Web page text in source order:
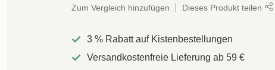
Zum Vergleich hinzufügen Dieses Produkt teilen
3 % Rabatt auf Kistenbestellungen
Versandkostenfreie Lieferung ab 59 €